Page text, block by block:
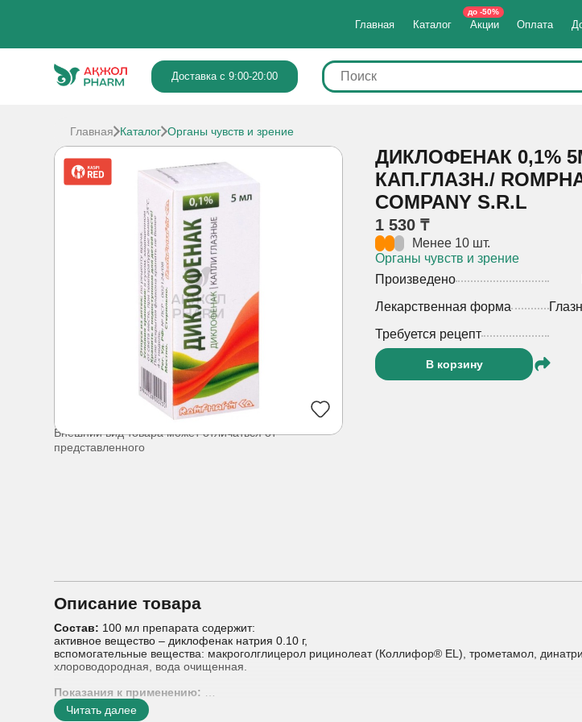
Главная Каталог Акции
до -50%
Оплата
Доставка с 9:00-20:00
Главная Каталог Органы чувств и зрение
Внешний вид товара может отличаться от
представленного
ДИКЛОФЕНАК 0,1%
КАП.ГЛАЗН./
COMPANY S.R.L
1 530 ₸
Менее 10 шт.
Органы чувств и зрение
Произведено
Лекарственная форма
Требуется рецепт
В корзину
Описание товара
Состав: 100 мл препарата содержит:
активное вещество – диклофенак натрия 0.10 г,
вспомогательные вещества: макроголглицерол рицинолеат (Коллифор® EL), трометамол,
хлороводородная, вода очищенная.
Показания к применению:
• конъюнктивит (в том числе сезонный аллергический)
• контроль глазной боли и дискомфорта после случайных непроникающих травм
Читать далее